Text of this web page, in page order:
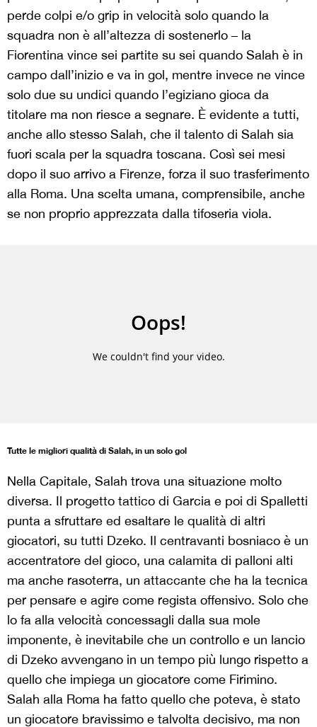
perde colpi e/o grip in velocità solo quando la
squadra non è all’altezza di sostenerlo – la
Fiorentina vince sei partite su sei quando Salah è in
campo dall’inizio e va in gol, mentre invece ne vince
solo due su undici quando l’egiziano gioca da
titolare ma non riesce a segnare. È evidente a tutti,
anche allo stesso Salah, che il talento di Salah sia
fuori scala per la squadra toscana. Così sei mesi
dopo il suo arrivo a Firenze, forza il suo trasferimento
alla Roma. Una scelta umana, comprensibile, anche
se non proprio apprezzata dalla tifoseria viola.
Tutte le migliori qualità di Salah, in un solo gol
Nella Capitale, Salah trova una situazione molto
diversa. Il progetto tattico di Garcia e poi di Spalletti
punta a sfruttare ed esaltare le qualità di altri
giocatori, su tutti Dzeko. Il centravanti bosniaco è un
accentratore del gioco, una calamita di palloni alti
ma anche rasoterra, un attaccante che ha la tecnica
per pensare e agire come regista offensivo. Solo che
lo fa alla velocità concessagli dalla sua mole
imponente, è inevitabile che un controllo e un lancio
di Dzeko avvengano in un tempo più lungo rispetto a
quello che impiega un giocatore come Firimino.
Salah alla Roma ha fatto quello che poteva, è stato
un giocatore bravissimo e talvolta decisivo, ma non